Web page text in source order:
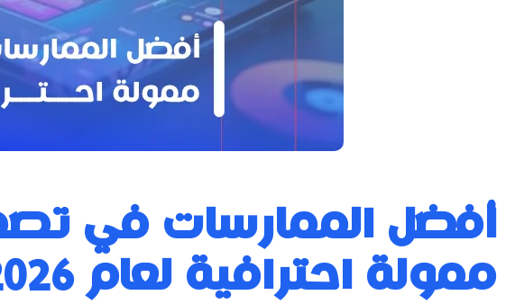
أفضل الممارسات في
ممولة احترافية لعام 2026